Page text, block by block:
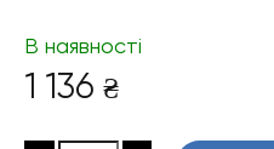
В наявності
1 136 ₴